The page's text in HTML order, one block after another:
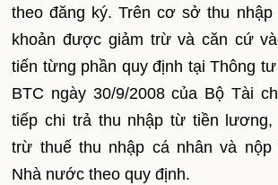
theo đăng ký. Trên cơ sở thu
khoản được giảm trừ và căn cứ
tiến từng phần quy định tại Thông
BTC ngày 30/9/2008 của Bộ Tài
tiếp chi trả thu nhập từ tiền lương,
trừ thuế thu nhập cá nhân và nộp
Nhà nước theo quy định.